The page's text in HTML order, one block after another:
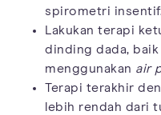
spirometri
Lakukan terapi
dinding dada,
menggunakan air
Terapi terakhir
lebih rendah dari